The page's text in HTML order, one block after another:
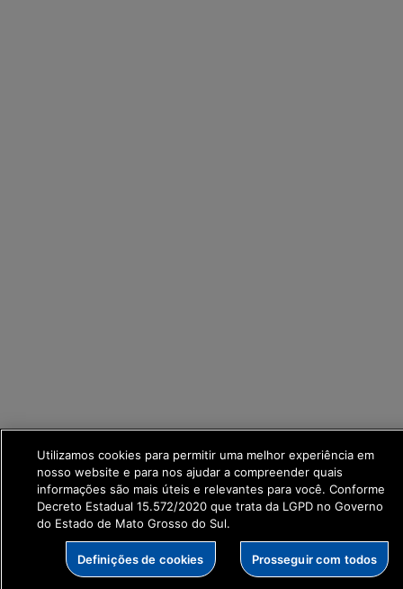
Utilizamos cookies para permitir uma melhor experiência em
nosso website e para nos ajudar a compreender quais
informações são mais úteis e relevantes para você. Conforme
Decreto Estadual 15.572/2020 que trata da LGPD no Governo
do Estado de Mato Grosso do Sul.
Definições de cookies Prosseguir com todos